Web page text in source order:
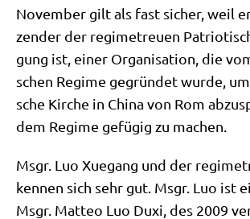
Novem­ber gilt als fast sicher, weil
zen­der der regime­treu­en
gung ist, einer Orga­ni­sa­ti­on, die
schen Regime gegrün­det wur­de,
sche Kir­che in Chi­na von Rom
dem Regime gefü­gig zu machen.
Msgr. Luo Xue­gang und der
ken­nen sich sehr gut. Msgr. Luo ist
Msgr. Matteo Luo Duxi, des 2009